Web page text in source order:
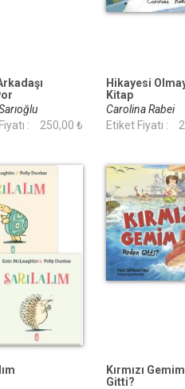
:
250,00 ₺
Hikayesi
Kitap
Carolina Rabei
Etiket Fiyatı :
Kırmızı
Gitti?